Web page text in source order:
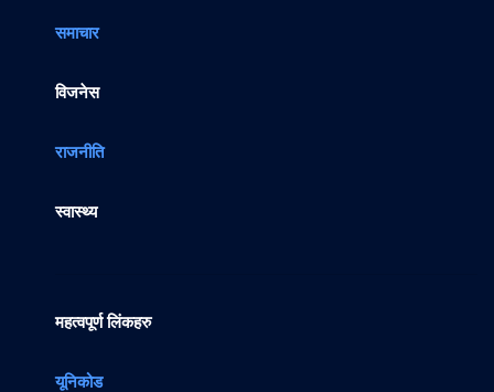
समाचार
विजनेस
राजनीति
स्वास्थ्य
महत्वपूर्ण लिंकहरु
यूनिकोड